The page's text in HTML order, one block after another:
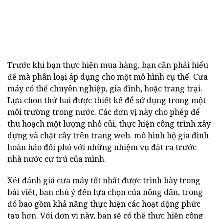
Trước khi bạn thực hiện mua hàng, bạn cần phải hiểu
để mà phân loại áp dụng cho một mô hình cụ thể. Cưa
máy có thể chuyên nghiệp, gia đình, hoặc trang trại.
Lựa chọn thứ hai được thiết kế để sử dụng trong một
môi trường trong nước. Các đơn vị này cho phép để
thu hoạch một lượng nhỏ củi, thực hiện công trình xây
dựng và chặt cây trên trang web. mô hình hộ gia đình
hoàn hảo đối phó với những nhiệm vụ đặt ra trước
nhà nước cư trú của mình.
Xét đánh giá cưa máy tốt nhất được trình bày trong
bài viết, bạn chú ý đến lựa chọn của nông dân, trong
đó bao gồm khả năng thực hiện các hoạt động phức
tạp hơn. Với đơn vị này, bạn sẽ có thể thực hiện công